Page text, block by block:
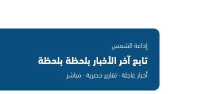
إذاعة الشمس
تابع آخر الأخبار بلحظة بلحظة
أخبار عاجلة · تقارير حصرية · مباشر